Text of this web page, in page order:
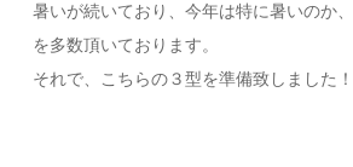
暑いが続いており、今年は特に暑いのか
を多数頂いております。
それで、こちらの３型を準備致しました！